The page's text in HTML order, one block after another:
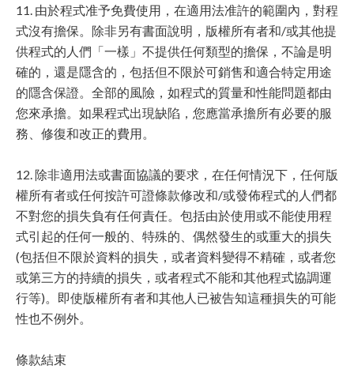
11. 由於程式准予免費使用，在適用法准許的範圍內，對程
式沒有擔保。除非另有書面說明，版權所有者和/或其他提
供程式的人們「一樣」不提供任何類型的擔保，不論是明
確的，還是隱含的，包括但不限於可銷售和適合特定用途
的隱含保證。全部的風險，如程式的質量和性能問題都由
您來承擔。如果程式出現缺陷，您應當承擔所有必要的服
務、修復和改正的費用。
12. 除非適用法或書面協議的要求，在任何情況下，任何版
權所有者或任何按許可證條款修改和/或發佈程式的人們都
不對您的損失負有任何責任。包括由於使用或不能使用程
式引起的任何一般的、特殊的、偶然發生的或重大的損失
(包括但不限於資料的損失，或者資料變得不精確，或者您
或第三方的持續的損失，或者程式不能和其他程式協調運
行等)。即使版權所有者和其他人已被告知這種損失的可能
性也不例外。
條款結束